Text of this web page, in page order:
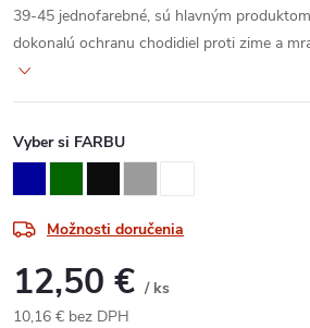
39-45 jednofarebné, sú hlavným
dokonalú ochranu chodidiel proti zime a
Vyber si FARBU
Možnosti doručenia
12,50 € / ks
10,16 € bez DPH